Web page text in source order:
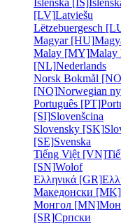
Íslenska [IS]
[LV]Latviešu
Lëtzebuergesch
Magyar [HU]
Malay [MY]Malay
[NL]Nederlands
Norsk Bokmål
[NO]Norwegian
Português [PT]
[SI]Slovenšcina
Slovensky [SK]
[SE]Svenska
Tiếng Việt [VN]
[SN]Wolof
Ελληνικά [GR]
Македонски [MK]
Монгол [MN]
[SR]Српски